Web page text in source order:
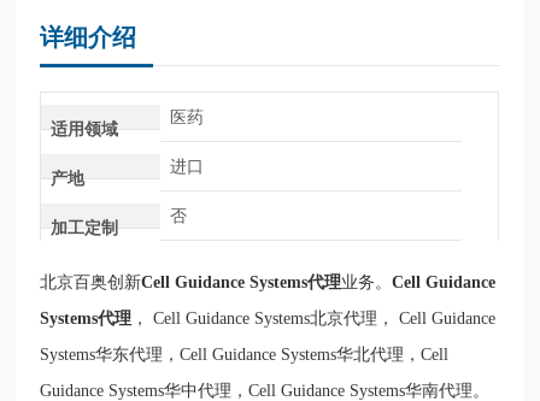
详细介绍
适用领域
医药
产地
进口
加工定制
否
北京百奥创新Cell Guidance Systems代理业务 。Cell Guidance
Systems代理 ， Cell Guidance Systems北京代理，
Cell Guidance
Systems华东代理，Cell Guidance Systems华北代理，Cell
Guidance Systems华中代理，Cell Guidance Systems华南代理。